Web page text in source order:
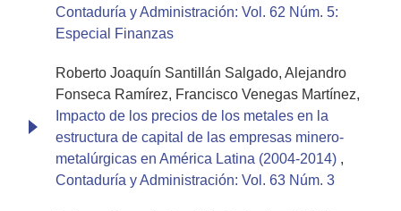
Contaduría y Administración: Vol. 62 Núm. 5:
Especial Finanzas
Roberto Joaquín Santillán Salgado, Alejandro
Fonseca Ramírez, Francisco Venegas Martínez,
Impacto de los precios de los metales en la
estructura de capital de las empresas minero-
metalúrgicas en América Latina (2004-2014) ,
Contaduría y Administración: Vol. 63 Núm. 3